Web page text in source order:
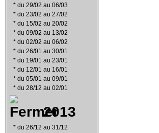
* du 29/02 au 06/03
* du 23/02 au 27/02
* du 15/02 au 20/02
* du 09/02 au 13/02
* du 02/02 au 06/02
* du 26/01 au 30/01
* du 19/01 au 23/01
* du 12/01 au 16/01
* du 05/01 au 09/01
* du 28/12 au 02/01
2013
* du 26/12 au 31/12